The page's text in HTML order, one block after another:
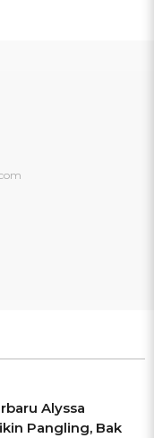
Alyssa
Pangling, Bak